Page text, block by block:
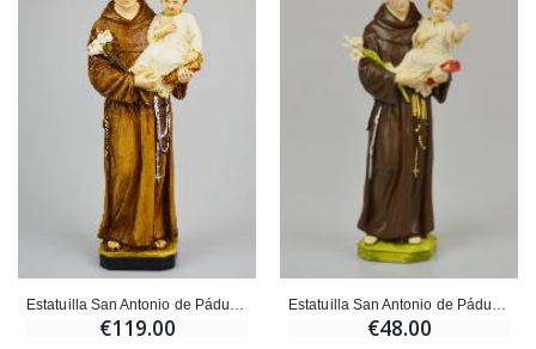
€119.00 €48.00